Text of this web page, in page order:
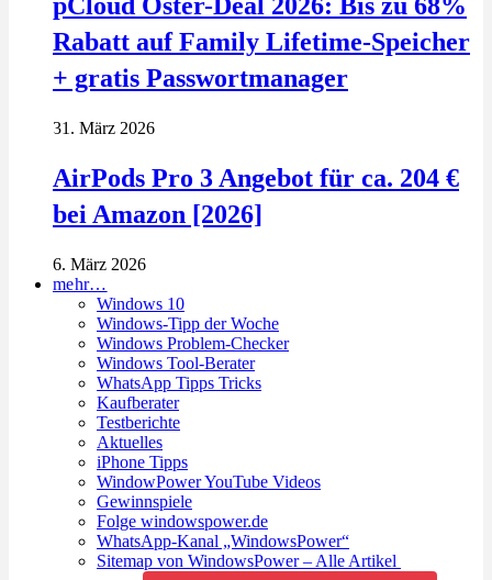
pCloud Oster-Deal 2026: Bis zu 68%
Rabatt auf Family Lifetime-Speicher
+ gratis Passwortmanager
31. März 2026
AirPods Pro 3 Angebot für ca. 204 €
bei Amazon [2026]
6. März 2026
mehr…
Windows 10
Windows-Tipp der Woche
Windows Problem-Checker
Windows Tool-Berater
WhatsApp Tipps Tricks
Kaufberater
Testberichte
Aktuelles
iPhone Tipps
WindowPower YouTube Videos
Gewinnspiele
Folge windowspower.de
WhatsApp-Kanal „WindowsPower“
Sitemap von WindowsPower – Alle Artikel